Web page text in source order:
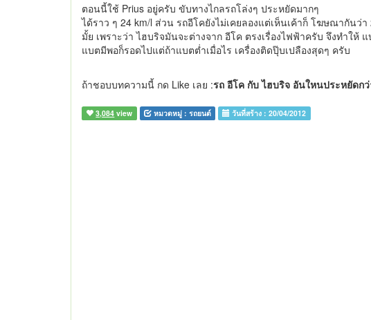
ตอนนี้ใช้ Prius อยู่ครับ ขับทางไกลรถโล่งๆ ประหยัดมากๆ
ได้ราว ๆ 24 km/l ส่วน รถอีโคยังไม่เคยลองแต่เห็นเค้าก็ โฆษณากันว่
มั้ย เพราะว่า ไฮบริจมันจะต่างจาก อีโค ตรงเรื่องไฟฟ้าครับ จึงทำใ
แบตมีพอก็รอดไปแต่ถ้าแบตต่ำเมื่อไร เครื่องติดปุ๊บเปลืองสุดๆ ครับ
ถ้าชอบบทความนี้ กด Like เลย :รถ อีโค กับ ไฮบริจ อันใหนประหยัดก
3,084 view หมวดหมู่ : รถยนต์ วันที่สร้าง :20/04/2012